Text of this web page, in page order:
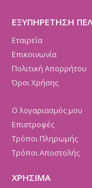
ΕΞΥΠΗΡΕΤΗΣΗ
Εταιρεία
Επικοινωνία
Πολιτική Απορρήτου
Όροι Χρήσης
Ο λογαριασμός μου
Επιστροφές
Τρόποι Πληρωμής
Τρόποι Αποστολής
ΧΡΗΣΙΜΑ